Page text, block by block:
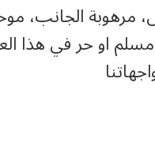
مرهوبة الجانب،
او حر في هذا